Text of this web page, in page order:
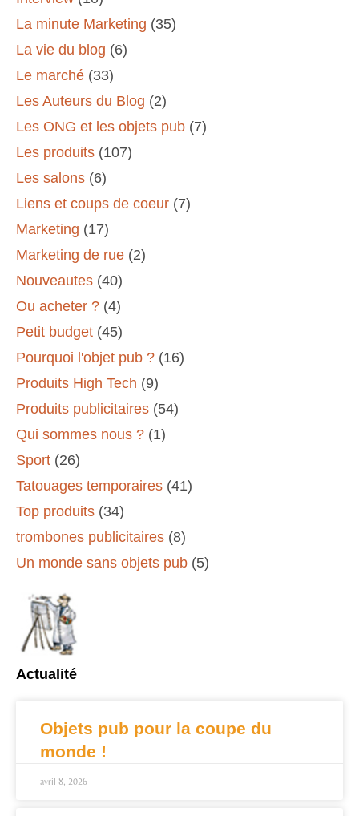
La minute Marketing (35)
La vie du blog (6)
Le marché (33)
Les Auteurs du Blog (2)
Les ONG et les objets pub (7)
Les produits (107)
Les salons (6)
Liens et coups de coeur (7)
Marketing (17)
Marketing de rue (2)
Nouveautes (40)
Ou acheter ? (4)
Petit budget (45)
Pourquoi l'objet pub ? (16)
Produits High Tech (9)
Produits publicitaires (54)
Qui sommes nous ? (1)
Sport (26)
Tatouages temporaires (41)
Top produits (34)
trombones publicitaires (8)
Un monde sans objets pub (5)
Actualité
Objets pub pour la coupe du
monde !
avril 8, 2026